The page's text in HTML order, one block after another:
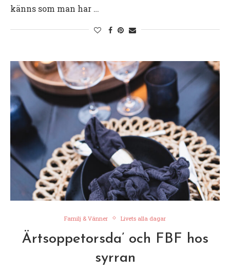
känns som man har …
Familj & Vänner Livets alla dagar
Ärtsoppetorsda’ och FBF hos
syrran